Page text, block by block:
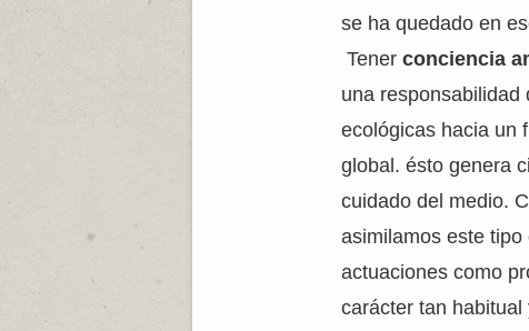
se ha quedado en
Tenerconciencia
una responsabilidad
ecológicas hacia un
global. ésto genera
cuidado del medio.
asimilamos este
actuaciones como
carácter tan